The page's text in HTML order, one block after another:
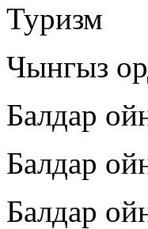
Туризм
Чынгыз
Балдар
Балдар
Балдар